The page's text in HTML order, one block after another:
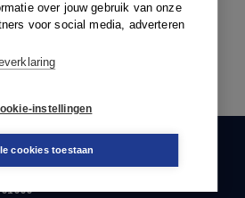
over jouw gebruik van onze
voor social media, adverteren
instellingen
cookies toestaan